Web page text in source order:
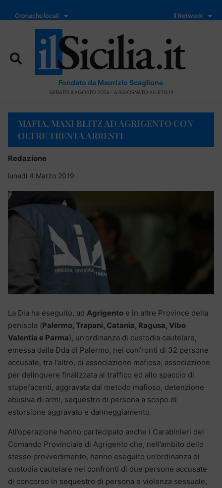
Cronache locali Il Network
Fondato da Maurizio Scaglione
SABATO 8 AGOSTO 2026 - AGGIORNATO ALLE 10:19
MAFIA, MAXI BLITZ AD AGRIGENTO CON
OLTRE TRENTA ARRESTI
Redazione
lunedì 4 Marzo 2019
La Dia ha eseguito, ad Agrigento e in altre Province della
penisola (Palermo, Trapani, Catania, Ragusa, Vibo
Valentia e Parma), un’ordinanza di custodia cautelare,
emessa dalla Dda di Palermo, nei confronti di 32 persone
accusate, tra l’altro, di associazione mafiosa, associazione
per delinquere finalizzata al traffico ed allo spaccio di
stupefacenti, aggravata dal metodo mafioso, detenzione
abusiva di armi, sequestro di persona a scopo di
estorsione aggravato e danneggiamento.
All’operazione hanno partecipato anche i Carabinieri del
Comando Provinciale di Agrigento che, nell’ambito dello
stesso provvedimento, hanno eseguito un’ordinanza di
custodia cautelare nei confronti di due persone accusate
di concorso in sequestro di persona e violenza sessuale,